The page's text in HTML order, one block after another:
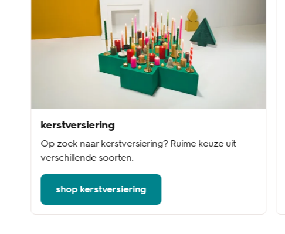
kerstversiering
Op zoek naar kerstversiering? Ruime keuze uit
verschillende soorten.
shop kerstversiering